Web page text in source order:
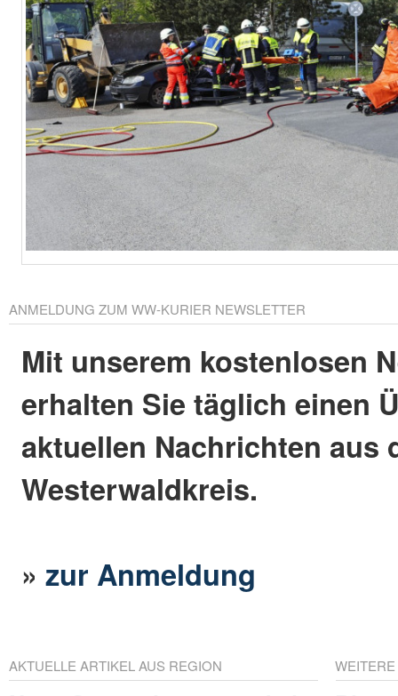
ANMELDUNG ZUM WW-KURIER NEWSLETTER
Mit unserem kostenlosen
erhalten Sie täglich einen
aktuellen Nachrichten aus
Westerwaldkreis.
»zur Anmeldung
AKTUELLE ARTIKEL AUS REGION